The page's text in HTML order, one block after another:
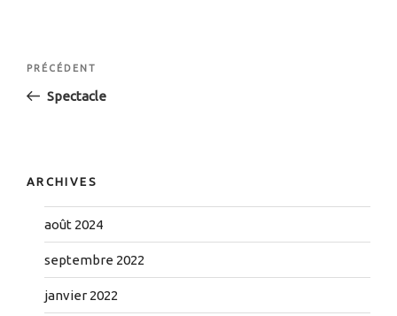
Navigation
l’article
Article
précédent
PRÉCÉDENT
Spectacle
ARCHIVES
août 2024
septembre 2022
janvier 2022